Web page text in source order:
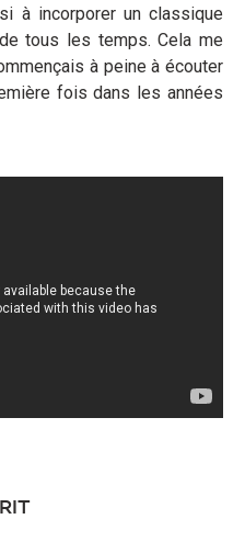
à incorporer un classique
tous les temps. Cela me
à peine à écouter
fois dans les années